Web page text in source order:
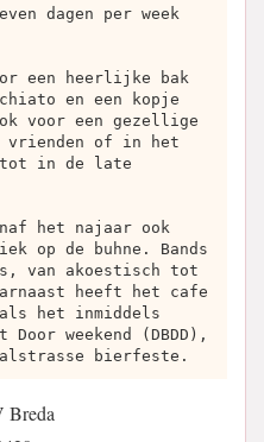
dagen per week
een heerlijke bak
en een kopje
voor een gezellige
vrienden of in het
tot in de late
het najaar ook
op de buhne. Bands
van akoestisch tot
heeft het cafe
het inmiddels
Door weekend (DBDD),
bierfeste.
Breda